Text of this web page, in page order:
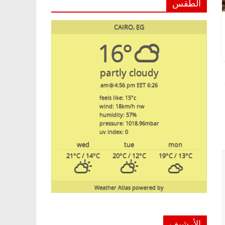
الطقس
CAIRO, EG
16°
partly cloudy
6:26 am
4:56 pm EET
feels like: 15°c
wind: 18km/h nw
humidity: 57%
pressure: 1018.96mbar
uv index: 0
mon
tue
wed
19°C/ 13°C
20°C/ 12°C
21°C/ 14°C
powered by
Weather Atlas